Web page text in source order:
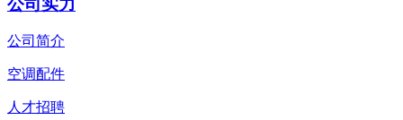
公司简介
空调配件
人才招聘